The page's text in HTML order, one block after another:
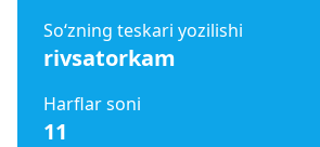
So‘zning teskari yozilishi
rivsatorkam
Harflar soni
11